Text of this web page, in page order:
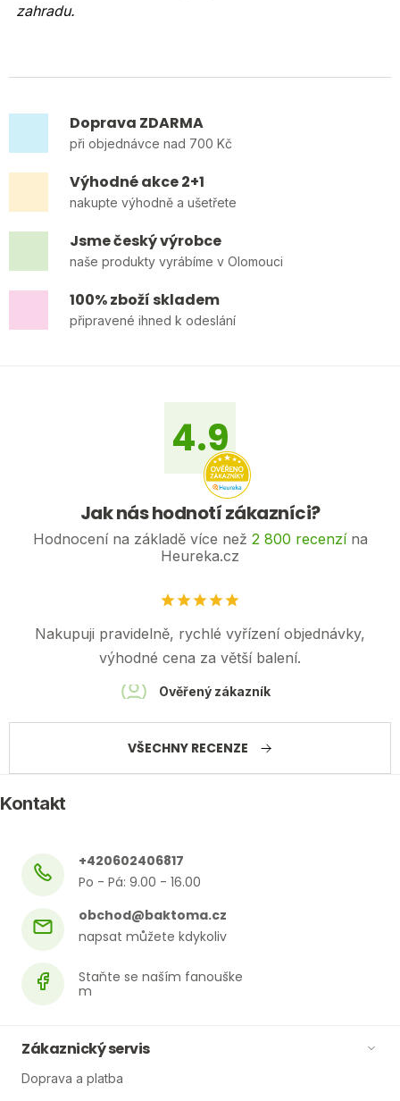
zahradu.
Doprava ZDARMA
při objednávce nad 700 Kč
Výhodné akce 2+1
nakupte výhodně a ušetřete
Jsme český výrobce
naše produkty vyrábíme v Olomouci
100% zboží skladem
připravené ihned k odeslání
4.9
Jak nás hodnotí zákazníci?
Hodnocení na základě více než 2 800 recenzína
Heureka.cz
VŠECHNY RECENZE
Nakupuji pravidelně, rychlé vyřízení objednávky,
výhodné cena za větší balení.
Ověřený zákazník
Kontakt
obchod@baktoma.cz
+420602406817
Zákaznický servis
Doprava a platba
Powered by chaterimo